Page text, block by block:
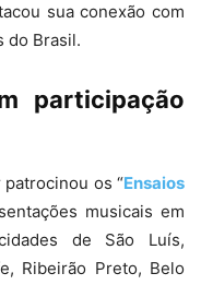
sua conexão com
do Brasil.
participação
os “Ensaios
musicais em
de São Luís,
Ribeirão Preto, Belo